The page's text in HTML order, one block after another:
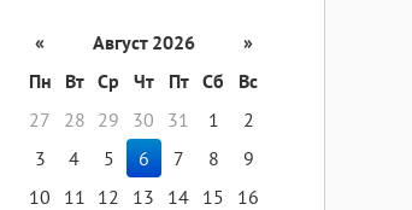
« Август 2026
»
Пн
Вт Ср Чт Пт Сб
Вс
27
28 29 30 31 1
2
3
4 5 6 7 8
9
10
11 12 13 14 15
16